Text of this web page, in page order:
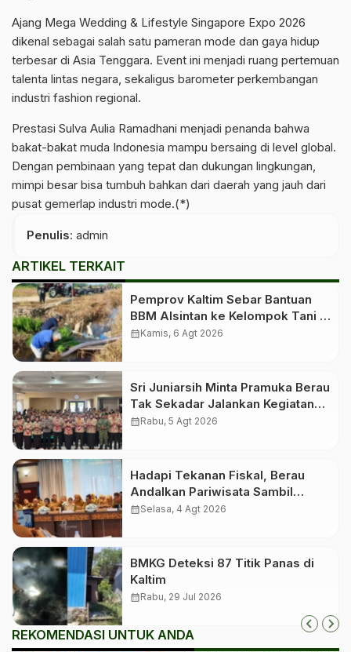
Ajang Mega Wedding & Lifestyle Singapore Expo 2026
dikenal sebagai salah satu pameran mode dan gaya hidup
terbesar di Asia Tenggara. Event ini menjadi ruang pertemuan
talenta lintas negara, sekaligus barometer perkembangan
industri fashion regional.
Prestasi Sulva Aulia Ramadhani menjadi penanda bahwa
bakat-bakat muda Indonesia mampu bersaing di level global.
Dengan pembinaan yang tepat dan dukungan lingkungan,
mimpi besar bisa tumbuh bahkan dari daerah yang jauh dari
pusat gemerlap industri mode.(*)
Penulis: admin
ARTIKEL TERKAIT
Pemprov Kaltim Sebar Bantuan
BBM Alsintan ke Kelompok Tani di
10 Kabupaten dan Kota
calendar_monthKamis, 6 Agt 2026
Sri Juniarsih Minta Pramuka Berau
Tak Sekadar Jalankan Kegiatan
Seremonial
calendar_monthRabu, 5 Agt 2026
Hadapi Tekanan Fiskal, Berau
Andalkan Pariwisata Sambil
Menanti Dana Transfer Pusat
calendar_monthSelasa, 4 Agt 2026
BMKG Deteksi 87 Titik Panas di
Kaltim
calendar_monthRabu, 29 Jul 2026
REKOMENDASI UNTUK ANDA